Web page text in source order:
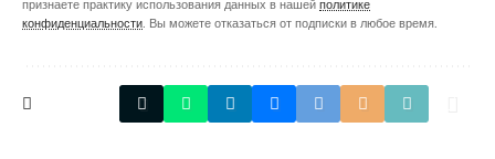
признаете практику использования данных в нашей политике
конфиденциальности . Вы можете отказаться от подписки в любое время.